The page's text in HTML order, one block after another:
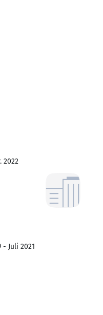
2022
- Juli 2021